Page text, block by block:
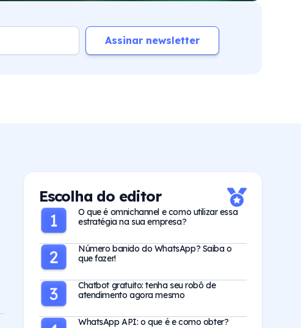
Assinar newsletter
Escolha do editor
O que é omnichannel e como utilizar essa
estratégia na sua empresa?
Número banido do WhatsApp? Saiba o
que fazer!
Chatbot gratuito: tenha seu robô de
atendimento agora mesmo
WhatsApp API: o que é e como obter?